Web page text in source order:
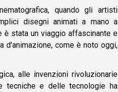
quando gli artisti
disegni animati a mano a
è stata un viaggio affascinante e
d'animazione, come è noto oggi,
alle invenzioni rivoluzionarie
tecniche e delle tecnologie ha